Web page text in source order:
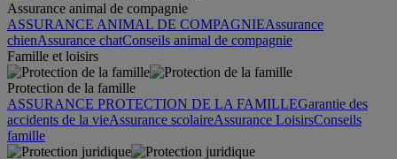
Assurance animal de compagnie
ASSURANCE ANIMAL DE COMPAGNIEAssurance
chienAssurance chatConseils animal de compagnie
Famille et loisirs
Protection de la famille
ASSURANCE PROTECTION DE LA FAMILLEGarantie des
accidents de la vieAssurance scolaireAssurance LoisirsConseils
famille